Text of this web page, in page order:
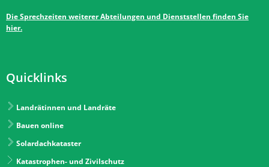
Die Sprechzeiten weiterer Abteilungen und Dienststellen finden Sie
hier.
Quicklinks
Landrätinnen und Landräte
Bauen online
Solardachkataster
Katastrophen- und Zivilschutz